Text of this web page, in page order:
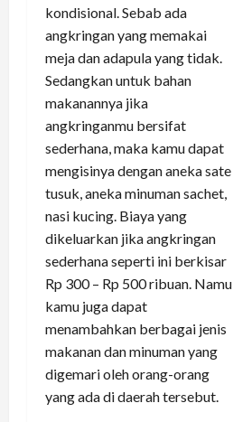
kondisional. Sebab ada
angkringan yang memakai
meja dan adapula yang tidak.
Sedangkan untuk bahan
makanannya jika
angkringanmu bersifat
sederhana, maka kamu dapat
mengisinya dengan aneka sate
tusuk, aneka minuman sachet,
nasi kucing. Biaya yang
dikeluarkan jika angkringan
sederhana seperti ini berkisar
Rp 300 – Rp 500 ribuan. Namu
kamu juga dapat
menambahkan berbagai jenis
makanan dan minuman yang
digemari oleh orang-orang
yang ada di daerah tersebut.